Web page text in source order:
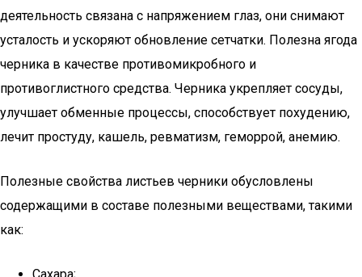
деятельность связана с напряжением глаз, они снимают
усталость и ускоряют обновление сетчатки. Полезна ягода
черника в качестве противомикробного и
противоглистного средства. Черника укрепляет сосуды,
улучшает обменные процессы, способствует похудению,
лечит простуду, кашель, ревматизм, геморрой, анемию.
Полезные свойства листьев черники обусловлены
содержащими в составе полезными веществами, такими
как: